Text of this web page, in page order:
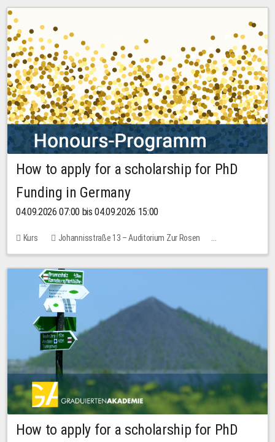
How to apply for a scholarship for PhD
Funding in Germany
04.09.2026 07:00 bis 04.09.2026 15:00
Kurs
Johannisstraße 13 – Auditorium Zur Rosen
Keine freien Plätze
How to apply for a scholarship for PhD